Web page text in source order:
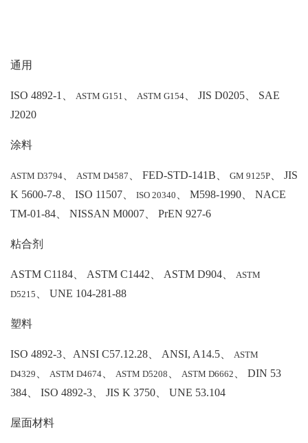
通用
ISO 4892-1、 ASTM G151 ASTM G154 、 JIS D0205、 SAE
J2020
涂料
ASTM D3794 ASTM D4587 、 FED-STD-141B、 GM 9125P 、 JIS
K 5600-7-8、 ISO 11507、 ISO 20340
、 M598-1990、 NACE
TM-01-84、 NISSAN M0007、 PrEN 927-6
粘合剂
ASTM C1184、 ASTM C1442、 ASTM D904、 ASTM
D5215
、 UNE 104-281-88
塑料
ISO 4892-3、ANSI C57.12.28、 ANSI, A14.5、 ASTM
D4329
ASTM D4674 ASTM D5208 ASTM D6662
、 DIN 53
384、 ISO 4892-3、 JIS K 3750、 UNE 53.104
屋面材料